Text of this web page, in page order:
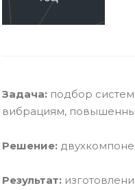
Задача: подбор
вибрациям,
Решение:
Результат: